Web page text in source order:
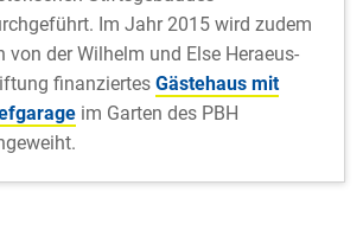
Im Jahr 2015 wird zudem
von der Wilhelm und Else Heraeus-
finanziertes Gästehaus mit
im Garten des PBH